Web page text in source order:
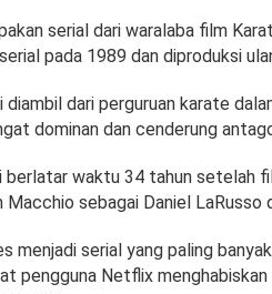
serial dari waralaba film
pada 1989 dan diproduksi
diambil dari perguruan karate
dominan dan cenderung
berlatar waktu 34 tahun setelah
Macchio sebagai Daniel
menjadi serial yang paling
pengguna Netflix